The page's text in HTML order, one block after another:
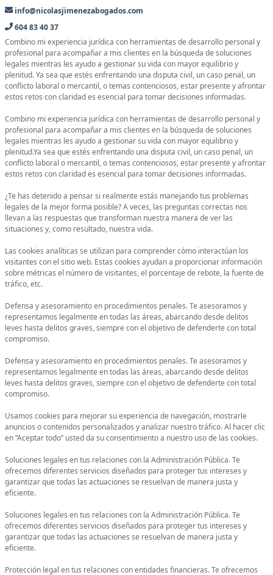
info@nicolasjimenezabogados.com
604 83 40 37
Combino mi experiencia jurídica con herramientas de desarrollo personal y
profesional para acompañar a mis clientes en la búsqueda de soluciones
legales mientras les ayudo a gestionar su vida con mayor equilibrio y
plenitud. Ya sea que estés enfrentando una disputa civil, un caso penal, un
conflicto laboral o mercantil, o temas contenciosos, estar presente y afrontar
estos retos con claridad es esencial para tomar decisiones informadas.
Combino mi experiencia jurídica con herramientas de desarrollo personal y
profesional para acompañar a mis clientes en la búsqueda de soluciones
legales mientras les ayudo a gestionar su vida con mayor equilibrio y
plenitud.Ya sea que estés enfrentando una disputa civil, un caso penal, un
conflicto laboral o mercantil, o temas contenciosos, estar presente y afrontar
estos retos con claridad es esencial para tomar decisiones informadas.
¿Te has detenido a pensar si realmente estás manejando tus problemas
legales de la mejor forma posible? A veces, las preguntas correctas nos
llevan a las respuestas que transforman nuestra manera de ver las
situaciones y, como resultado, nuestra vida.
Las cookies analíticas se utilizan para comprender cómo interactúan los
visitantes con el sitio web. Estas cookies ayudan a proporcionar información
sobre métricas el número de visitantes, el porcentaje de rebote, la fuente de
tráfico, etc.
Defensa y asesoramiento en procedimientos penales. Te asesoramos y
representamos legalmente en todas las áreas, abarcando desde delitos
leves hasta delitos graves, siempre con el objetivo de defenderte con total
compromiso.
Defensa y asesoramiento en procedimientos penales. Te asesoramos y
representamos legalmente en todas las áreas, abarcando desde delitos
leves hasta delitos graves, siempre con el objetivo de defenderte con total
compromiso.
Usamos cookies para mejorar su experiencia de navegación, mostrarle
anuncios o contenidos personalizados y analizar nuestro tráfico. Al hacer clic
en “Aceptar todo” usted da su consentimiento a nuestro uso de las cookies.
Soluciones legales en tus relaciones con la Administración Pública. Te
ofrecemos diferentes servicios diseñados para proteger tus intereses y
garantizar que todas las actuaciones se resuelvan de manera justa y
eficiente.
Soluciones legales en tus relaciones con la Administración Pública. Te
ofrecemos diferentes servicios diseñados para proteger tus intereses y
garantizar que todas las actuaciones se resuelvan de manera justa y
eficiente.
Protección legal en tus relaciones con entidades financieras. Te ofrecemos